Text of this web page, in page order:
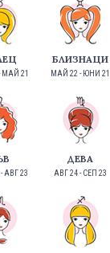
МАЙ 21
БЛИЗНАЦИ
МАЙ 22 - ЮНИ 21
АВГ 23
ДЕВА
АВГ 24 - СЕП 23